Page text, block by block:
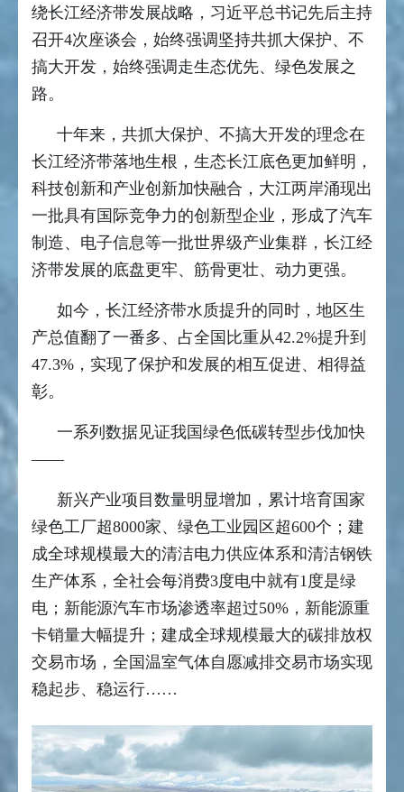
绕长江经济带发展战略，习近平总书记先后主持
召开4次座谈会，始终强调坚持共抓大保护、不
搞大开发，始终强调走生态优先、绿色发展之
路。
十年来，共抓大保护、不搞大开发的理念在
长江经济带落地生根，生态长江底色更加鲜明，
科技创新和产业创新加快融合，大江两岸涌现出
一批具有国际竞争力的创新型企业，形成了汽车
制造、电子信息等一批世界级产业集群，长江经
济带发展的底盘更牢、筋骨更壮、动力更强。
如今，长江经济带水质提升的同时，地区生
产总值翻了一番多、占全国比重从42.2%提升到
47.3%，实现了保护和发展的相互促进、相得益
彰。
一系列数据见证我国绿色低碳转型步伐加快
——
新兴产业项目数量明显增加，累计培育国家
绿色工厂超8000家、绿色工业园区超600个；建
成全球规模最大的清洁电力供应体系和清洁钢铁
生产体系，全社会每消费3度电中就有1度是绿
电；新能源汽车市场渗透率超过50%，新能源重
卡销量大幅提升；建成全球规模最大的碳排放权
交易市场，全国温室气体自愿减排交易市场实现
稳起步、稳运行……